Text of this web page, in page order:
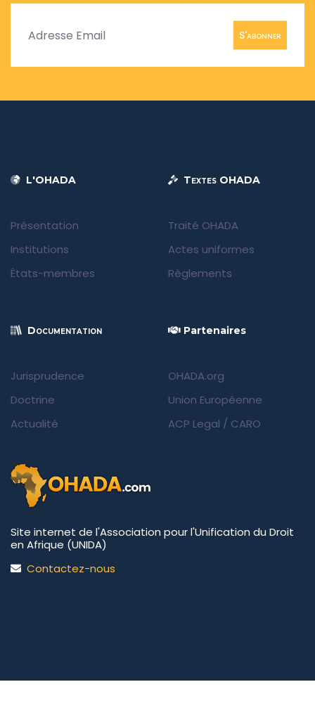
S'abonner
L'OHADA
Présentation
Institutions
États-membres
Textes OHADA
Traité OHADA
Actes uniformes
Règlements
Documentation
Jurisprudence
Doctrine
Actualité
Partenaires
OHADA.org
Union Européenne
ACP Legal / CARO
Site internet de l'Association pour l'Unification du Droit
en Afrique (UNIDA)
Contactez-nous